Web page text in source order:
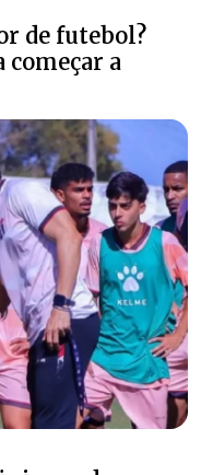
de futebol?
começar a